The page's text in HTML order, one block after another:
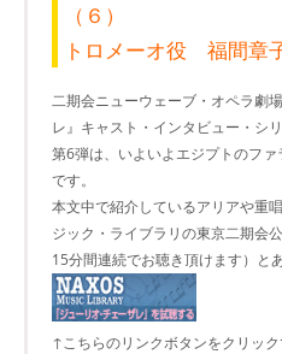
（６）
トロメーオ役 福間章
二期会ニューウェーブ・オペラ劇
レ』キャスト・インタビュー・シリ
第6弾は、いよいよエジプトのフ
です。
本文中で紹介しているアリアや重
ジック・ライブラリの東京二期会
15分間連続でお聴き頂けます）と
↑こちらのリンクボタンをクリッ